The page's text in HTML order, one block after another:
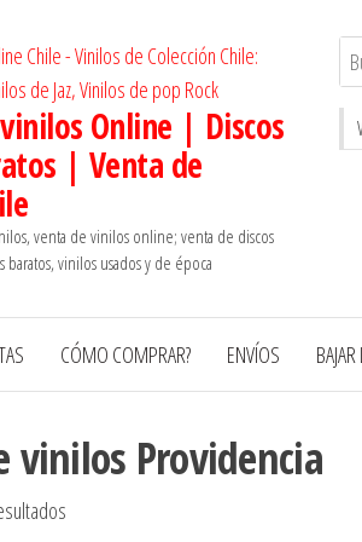
Online | Discos
| Venta de
venta de vinilos online; venta de discos
vinilos usados y de época
CÓMO COMPRAR? ENVÍOS
vinilos Providencia